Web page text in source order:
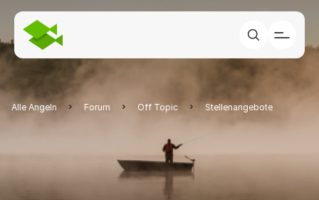
Alle Angeln Forum Off Topic Stellenangebote